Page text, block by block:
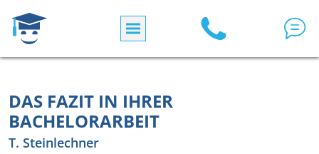
DAS FAZIT IN IHRER
BACHELORARBEIT
T. Steinlechner